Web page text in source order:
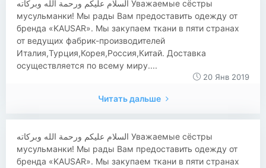
‏السلام عليكم ورحمة الله وبركاته Уважаемые сёстры
мусульманки! Мы рады Вам предоставить одежду от
бренда «KAUSAR». Мы закупаем ткани в пяти странах
от ведущих фабрик-производителей
Италия,Турция,Корея,Россия,Китай. Доставка
осуществляется по всему миру....
20 Янв 2019
Читать дальше
​‏السلام عليكم ورحمة الله وبركاته Уважаемые сёстры
мусульманки! Мы рады Вам предоставить одежду от
бренда «KAUSAR». Мы закупаем ткани в пяти странах